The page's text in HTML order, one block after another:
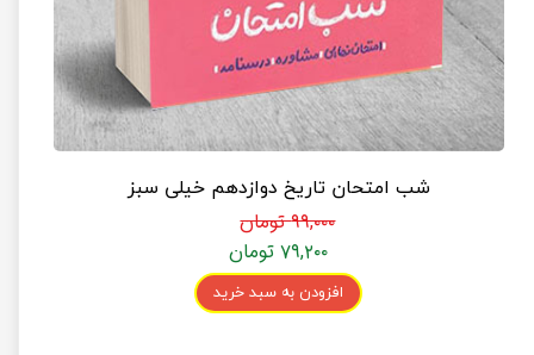
شب امتحان تاریخ دوازدهم خیلی سبز
۹۹,۰۰۰ تومان
۷۹,۲۰۰ تومان
افزودن به سبد خرید